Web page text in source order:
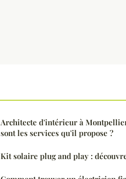
Architecte d'intérieur à
sont les services qu'il propose ?
Kit solaire plug and play :